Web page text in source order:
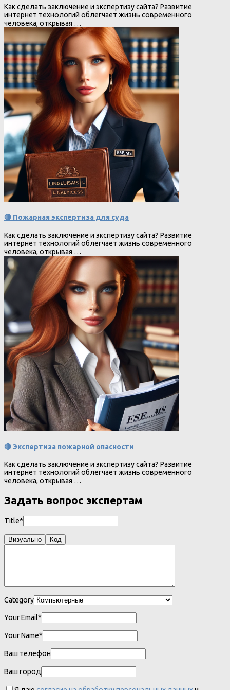
Как сделать заключение и экспертизу сайта? Развитие
интернет технологий облегчает жизнь современного
человека, открывая …
🔴 Пожарная экспертиза для суда
Как сделать заключение и экспертизу сайта? Развитие
интернет технологий облегчает жизнь современного
человека, открывая …
🔴 Экспертиза пожарной опасности
Как сделать заключение и экспертизу сайта? Развитие
интернет технологий облегчает жизнь современного
человека, открывая …
Задать вопрос экспертам
Title*
Визуально Код
Category
Your Email*
Your Name*
Ваш телефон
Ваш город